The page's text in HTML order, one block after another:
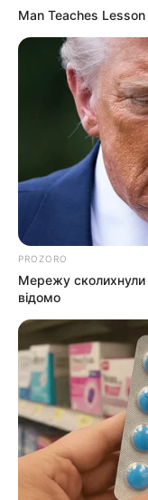
Понеділок,
Про таку
брифінгу
Степанов.
“Розуміючи, що
та середньому
пропонувати
Наша пропозиція:
понеділка у
продуктові
автозаправочні
Man Teaches
PROZORO
Мережу сколихнули
відомо